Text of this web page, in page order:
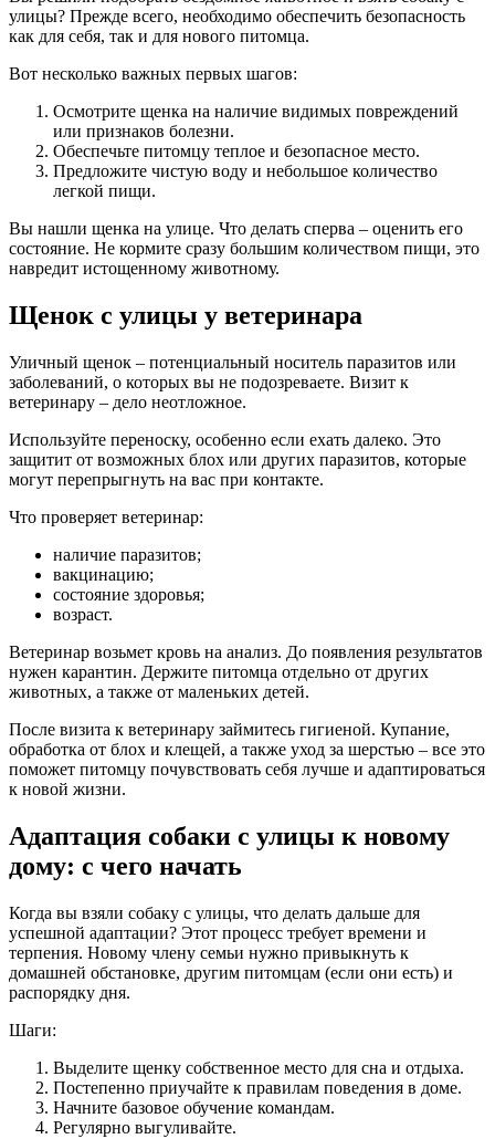
улицы? Прежде всего, необходимо обеспечить безопасность
как для себя, так и для нового питомца.
Вот несколько важных первых шагов:
Осмотрите щенка на наличие видимых повреждений
или признаков болезни.
Обеспечьте питомцу теплое и безопасное место.
Предложите чистую воду и небольшое количество
легкой пищи.
Вы нашли щенка на улице. Что делать сперва – оценить его
состояние. Не кормите сразу большим количеством пищи, это
навредит истощенному животному.
Щенок с улицы у ветеринара
Уличный щенок – потенциальный носитель паразитов или
заболеваний, о которых вы не подозреваете. Визит к
ветеринару – дело неотложное.
Используйте переноску, особенно если ехать далеко. Это
защитит от возможных блох или других паразитов, которые
могут перепрыгнуть на вас при контакте.
Что проверяет ветеринар:
наличие паразитов;
вакцинацию;
состояние здоровья;
возраст.
Ветеринар возьмет кровь на анализ. До появления результатов
нужен карантин. Держите питомца отдельно от других
животных, а также от маленьких детей.
После визита к ветеринару займитесь гигиеной. Купание,
обработка от блох и клещей, а также уход за шерстью – все это
поможет питомцу почувствовать себя лучше и адаптироваться
к новой жизни.
Адаптация собаки с улицы к новому
дому: с чего начать
Когда вы взяли собаку с улицы, что делать дальше для
успешной адаптации? Этот процесс требует времени и
терпения. Новому члену семьи нужно привыкнуть к
домашней обстановке, другим питомцам (если они есть) и
распорядку дня.
Шаги:
Выделите щенку собственное место для сна и отдыха.
Постепенно приучайте к правилам поведения в доме.
Начните базовое обучение командам.
Регулярно выгуливайте.